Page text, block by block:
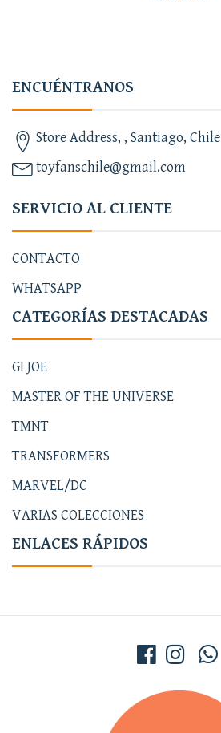
ENCUÉNTRANOS
Store Address, , Santiago, Chile
toyfanschile@gmail.com
SERVICIO AL CLIENTE
CONTACTO
WHATSAPP
CATEGORÍAS DESTACADAS
GI JOE
MASTER OF THE UNIVERSE
TMNT
TRANSFORMERS
MARVEL/DC
VARIAS COLECCIONES
ENLACES RÁPIDOS